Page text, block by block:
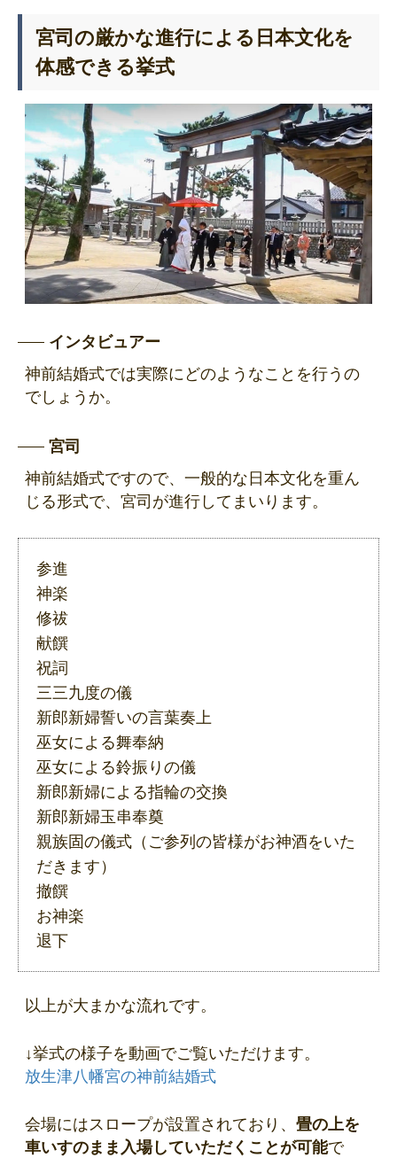
宮司の厳かな進行による日本文化を
体感できる挙式
インタビュアー
神前結婚式では実際にどのようなことを行うの
でしょうか。
宮司
神前結婚式ですので、一般的な日本文化を重ん
じる形式で、宮司が進行してまいります。
参進
神楽
修祓
献饌
祝詞
三三九度の儀
新郎新婦誓いの言葉奏上
巫女による舞奉納
巫女による鈴振りの儀
新郎新婦による指輪の交換
新郎新婦玉串奉奠
親族固の儀式（ご参列の皆様がお神酒をいた
だきます）
撤饌
お神楽
退下
以上が大まかな流れです。
↓挙式の様子を動画でご覧いただけます。
放生津八幡宮の神前結婚式
会場にはスロープが設置されており、 畳の上を
車いすのまま入場していただくことが可能で